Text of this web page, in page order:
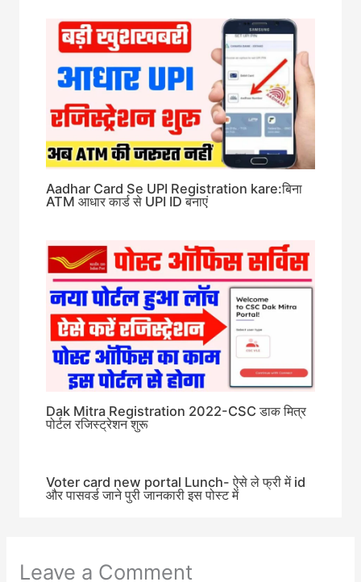
Aadhar Card Se UPI Registration kare:बिना
ATM आधार कार्ड से UPI ID बनाएं
Dak Mitra Registration 2022-CSC डाक मित्र
पोर्टल रजिस्ट्रेशन शुरू
Voter card new portal Lunch- ऐसे ले फ्री में id
और पासवर्ड जाने पुरी जानकारी इस पोस्ट में
Leave a Comment